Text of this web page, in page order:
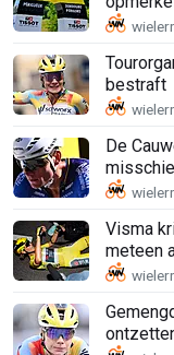
bestraft
De
Visma
meteen